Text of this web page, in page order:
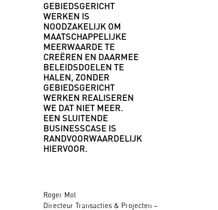
GEBIEDSGERICHT
WERKEN IS
NOODZAKELIJK OM
MAATSCHAPPELIJKE
MEERWAARDE TE
CREËREN EN DAARMEE
BELEIDSDOELEN TE
HALEN, ZONDER
GEBIEDSGERICHT
WERKEN REALISEREN
WE DAT NIET MEER.
EEN SLUITENDE
BUSINESSCASE IS
RANDVOORWAARDELIJK
HIERVOOR.
Roger Mol
Directeur Transacties & Projecten –